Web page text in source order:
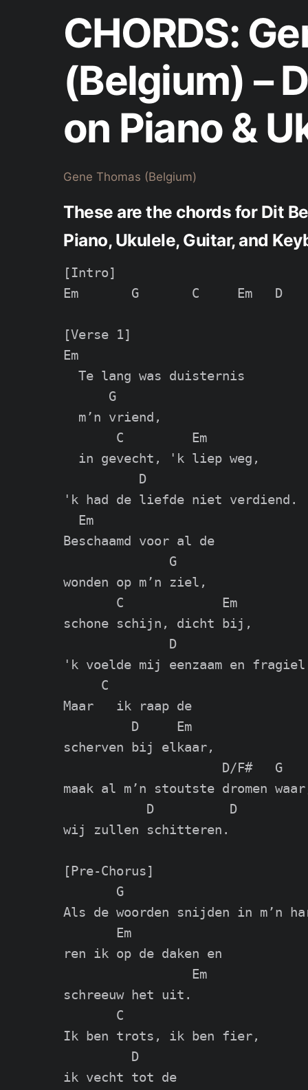
CHORDS:
(Belgium) –
on Piano &
Gene Thomas (Belgium)
These are the chords for Dit
Piano, Ukulele, Guitar, and
[Intro]
Em       G       C     Em   D
[Verse 1]
Em
  Te lang was duisternis
      G
  m’n vriend,
       C         Em
  in gevecht, 'k liep weg,
          D
'k had de liefde niet verdiend.
  Em
Beschaamd voor al de
              G
wonden op m’n ziel,
       C             Em
schone schijn, dicht bij,
              D
'k voelde mij eenzaam en
     C
Maar   ik raap de
         D     Em
scherven bij elkaar,
                     D/F#   G
maak al m’n stoutste dromen
           D          D
wij zullen schitteren.
[Pre-Chorus]
G
Als de woorden snijden in m’n
       Em
ren ik op de daken en
                 Em
schreeuw het uit.
       C
Ik ben trots, ik ben fier,
         D
ik vecht tot de